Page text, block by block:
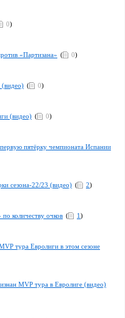
0)
«Партизана» ( 0)
(видео) ( 0)
(видео) ( 0)
пятёрку чемпионата Испании
сезона-22/23 (видео) ( 2)
количеству очков ( 1)
тура Евролиги в этом сезоне
MVP тура в Евролиге (видео)